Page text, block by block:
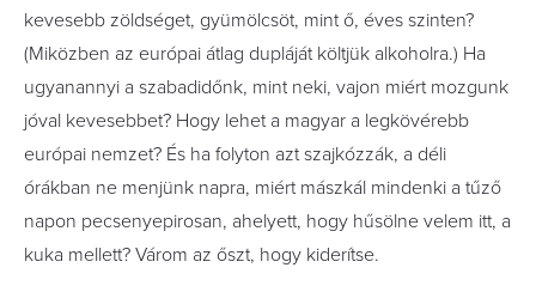
kevesebb zöldséget, gyümölcsöt, mint ő, éves szinten?
(Miközben az európai átlag dupláját költjük alkoholra.) Ha
ugyanannyi a szabadidőnk, mint neki, vajon miért mozgunk
jóval kevesebbet? Hogy lehet a magyar a legkövérebb
európai nemzet? És ha folyton azt szajkózzák, a déli
órákban ne menjünk napra, miért mászkál mindenki a tűző
napon pecsenyepirosan, ahelyett, hogy hűsölne velem itt, a
kuka mellett? Várom az őszt, hogy kiderítse.